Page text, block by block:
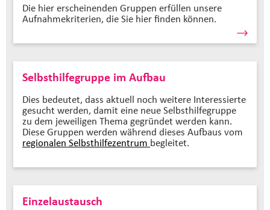
Die hier erscheinenden Gruppen erfüllen unsere
Aufnahmekriterien, die Sie hier finden können.
Selbsthilfegruppe im Aufbau
Dies bedeutet, dass aktuell noch weitere Interessierte
gesucht werden, damit eine neue Selbsthilfegruppe
zu dem jeweiligen Thema gegründet werden kann.
Diese Gruppen werden während dieses Aufbaus vom
regionalen Selbsthilfezentrum begleitet.
Einzelaustausch